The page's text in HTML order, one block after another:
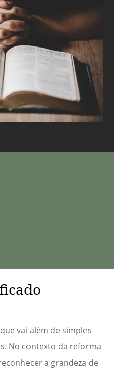
vai além de simples
No contexto da reforma
a grandeza de